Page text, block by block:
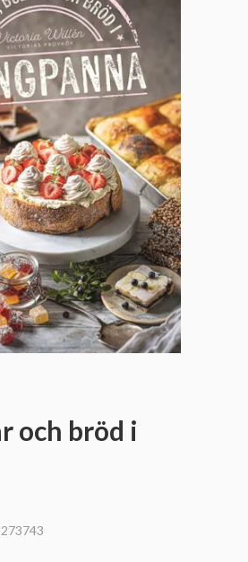
och bröd i